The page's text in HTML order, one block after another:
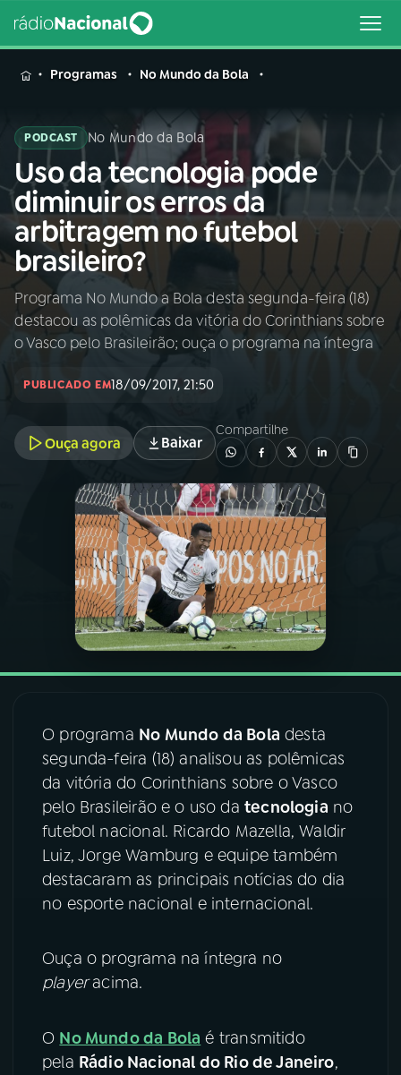
MENU
Buscar
na
Rádio
Nacional
Buscar
01INÍCIO
02A RÁDIO
03PROGRAMAÇÃO
PROGRAMAS
PODCASTS
VIDEOCASTS
07ÚLTIMAS
08FESTIVAL DE MÚSICA
YouTube Facebook
Instagram X
Programas No Mundo da Bola
PODCAST No Mundo da Bola
Uso da tecnologia pode
diminuir os erros da
arbitragem no futebol
brasileiro?
Programa No Mundo a Bola desta segunda-feira (18)
destacou as polêmicas da vitória do Corinthians sobre
o Vasco pelo Brasileirão; ouça o programa na íntegra
PUBLICADO EM18/09/2017, 21:50
Ouça agora Baixar
Compartilhe
O programa No Mundo da Bola desta
segunda-feira (18) analisou as polêmicas
da vitória do Corinthians sobre o Vasco
pelo Brasileirão e o uso datecnologia no
futebol nacional. Ricardo Mazella, Waldir
Luiz, Jorge Wamburg e equipe também
destacaram as principais notícias do dia
no esporte nacional e internacional.
Ouça o programa na íntegra no
playeracima.
O No Mundo da Bola é transmitido
pela Rádio Nacional do Rio de Janeiro,